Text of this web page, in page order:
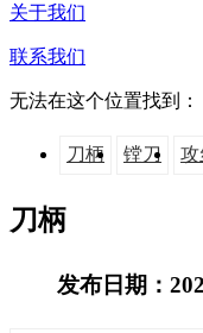
关于我们
联系我们
无法在这个位置找到：
刀柄 镗刀 攻
刀柄
发布日期：